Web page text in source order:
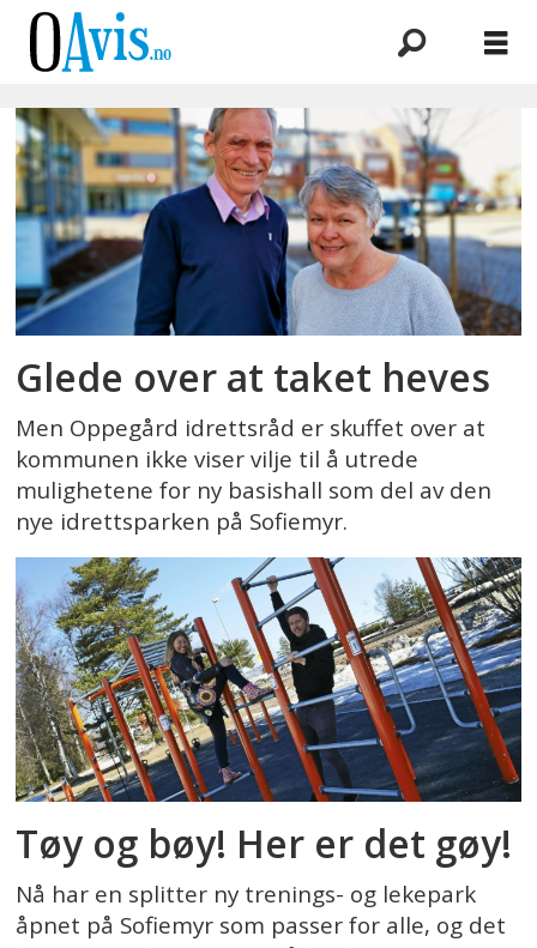
Emne:
sofiemyr
idrettepark
Glede over at taket heves
Men Oppegård idrettsråd er skuffet over at
kommunen ikke viser vilje til å utrede
mulighetene for ny basishall som del av den
nye idrettsparken på Sofiemyr.
Tøy og bøy! Her er det gøy!
Nå har en splitter ny trenings- og lekepark
åpnet på Sofiemyr som passer for alle, og det